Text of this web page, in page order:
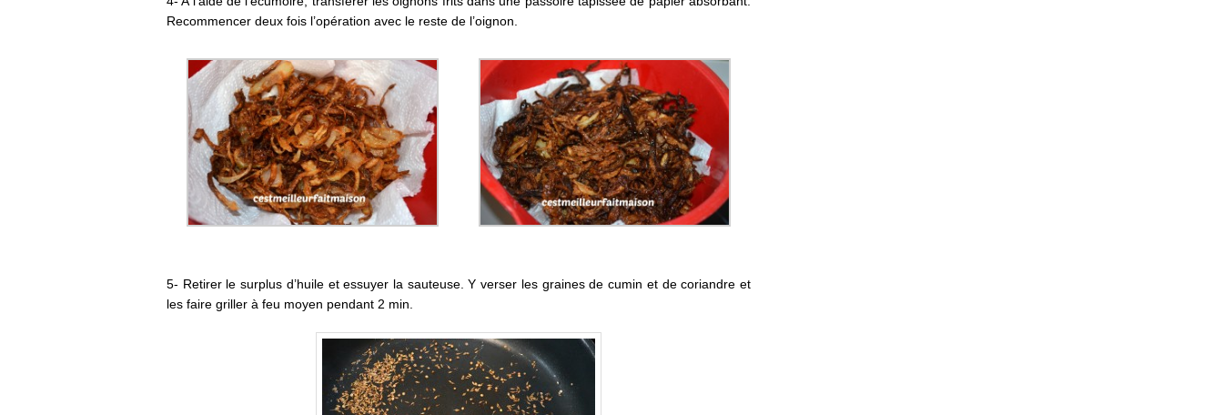
Recommencer deux fois l’opération avec le reste de l’oignon.
5- Retirer le surplus d’huile et essuyer la sauteuse. Y verser les graines de cumin et de coriandre et
les faire griller à feu moyen pendant 2 min.